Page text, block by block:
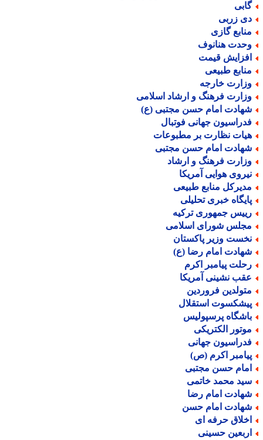
زربی
گازی
هنانوف
قیمت
طبیعی
خارجه
فرهنگ و ارشاد اسلامی
امام حسن مجتبی (ع)
جهانی فوتبال
نظارت بر مطبوعات
امام حسن مجتبی
فرهنگ و ارشاد
هوایی آمریکا
منابع طبیعی
خبری تحلیلی
جمهوری ترکیه
شورای اسلامی
وزیر پاکستان
امام رضا (ع)
پیامبر اکرم
نشینی آمریکا
فروردین
استقلال
پرسپولیس
الکتریکی
جهانی
اکرم (ص)
حسن مجتبی
محمد خاتمی
امام رضا
امام حسن
حرفه ای
حسینی